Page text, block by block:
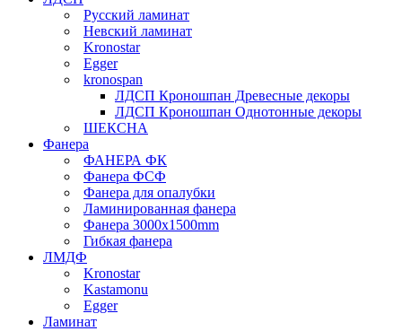
Русский ламинат
Невский ламинат
Kronostar
Egger
kronospan
ЛДСП Кроношпан Древесные декоры
ЛДСП Кроношпан Однотонные декоры
ШЕКСНА
Фанера
ФАНЕРА ФК
Фанера ФСФ
Фанера для опалубки
Ламинированная фанера
Фанера 3000х1500mm
Гибкая фанера
ЛМДФ
Kronostar
Kastamonu
Egger
Ламинат